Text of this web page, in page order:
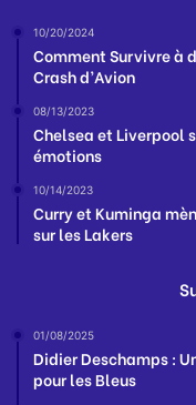
10/20/2024
Comment Survivre à
Crash d’Avion
08/13/2023
Chelsea et Liverpool
émotions
10/14/2023
Curry et Kuminga
sur les Lakers
01/08/2025
Didier Deschamps :
pour les Bleus